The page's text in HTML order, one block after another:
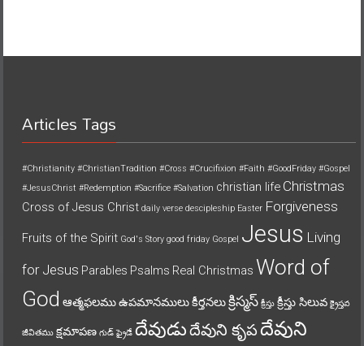
Articles Tags
#Christianity #ChristianTradition #Cross #Crucifixion #Faith #GoodFriday #Gospel
#JesusChrist #Redemption #Sacrifice #Salvation christian life Christmas
Cross of Jesus Christ daily verse descipleship Easter Forgiveness
Fruits of the Spirit God's Story good friday Gospel Jesus Living
for Jesus Parables Psalms Real Christmas Word of
God ఆత్మఫలముఉపమానములుకీర్తనలుక్రిస్మస్ క్రీస్తు క్రీస్తు సిలువ క్రైస్తవ
జీవితము క్షమాపణ గుడ్ ఫ్రైడే దేవుడుదేవుని కృపదేవుని